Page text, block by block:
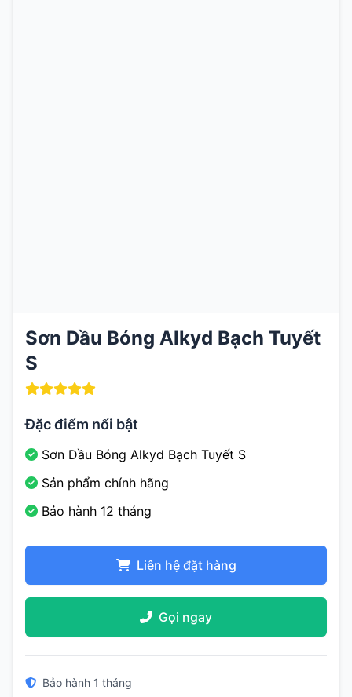
Sơn Dầu Bóng Alkyd Bạch Tuyết
S
Đặc điểm nổi bật
Sơn Dầu Bóng Alkyd Bạch Tuyết S
Sản phẩm chính hãng
Bảo hành 12 tháng
Liên hệ đặt hàng
Gọi ngay
Bảo hành 1 tháng